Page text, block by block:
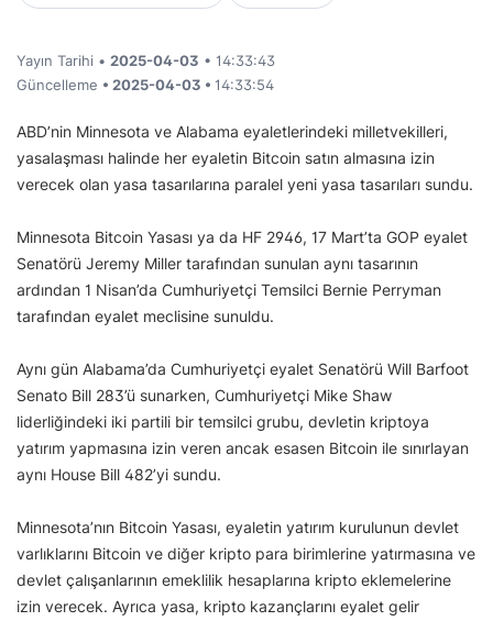
Yayın Tarihi • 2025-04-03 • 14:33:43
Güncelleme • 2025-04-03 • 14:33:54
ABD’nin Minnesota ve Alabama eyaletlerindeki milletvekilleri,
yasalaşması halinde her eyaletin Bitcoin satın almasına izin
verecek olan yasa tasarılarına paralel yeni yasa tasarıları sundu.
Minnesota Bitcoin Yasası ya da HF 2946, 17 Mart’ta GOP eyalet
Senatörü Jeremy Miller tarafından sunulan aynı tasarının
ardından 1 Nisan’da Cumhuriyetçi Temsilci Bernie Perryman
tarafından eyalet meclisine sunuldu.
Aynı gün Alabama’da Cumhuriyetçi eyalet Senatörü Will Barfoot
Senato Bill 283’ü sunarken, Cumhuriyetçi Mike Shaw
liderliğindeki iki partili bir temsilci grubu, devletin kriptoya
yatırım yapmasına izin veren ancak esasen Bitcoin ile sınırlayan
aynı House Bill 482’yi sundu.
Minnesota’nın Bitcoin Yasası, eyaletin yatırım kurulunun devlet
varlıklarını Bitcoin ve diğer kripto para birimlerine yatırmasına ve
devlet çalışanlarının emeklilik hesaplarına kripto eklemelerine
izin verecek. Ayrıca yasa, kripto kazançlarını eyalet gelir